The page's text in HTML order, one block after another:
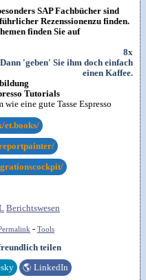
SAP Fachbücher sind
Rezenssionenzu finden.
finden Sie auf
8x
Tutorials
et.books/
Berichtswesen
- Tools
teilen
🌎 LinkedIn